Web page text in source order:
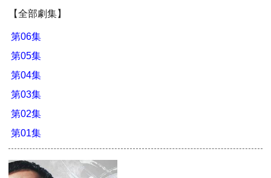
【全部劇集】
第06集
第05集
第04集
第03集
第02集
第01集